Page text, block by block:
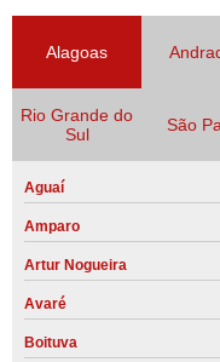
Alagoas
Rio Grande do
Sul
São
Aguaí
Amparo
Artur Nogueira
Avaré
Boituva